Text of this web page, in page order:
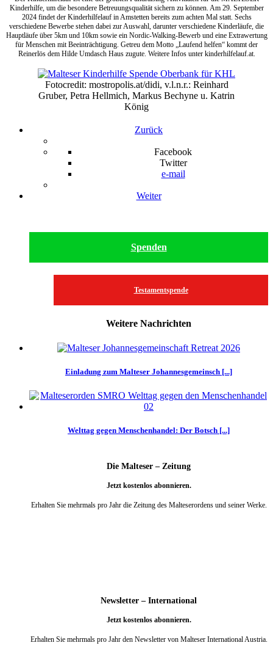
Kinderhilfe, um die besondere Betreuungsqualität sichern zu können. Am 29. September
2024 findet der Kinderhilfelauf in Amstetten bereits zum achten Mal statt. Sechs
verschiedene Bewerbe stehen dabei zur Auswahl, darunter verschiedene Kinderläufe, die
Hauptläufe über 5km und 10km sowie ein Nordic-Walking-Bewerb und eine Extrawertung
für Menschen mit Beeinträchtigung. Getreu dem Motto „Laufend helfen“ kommt der
Reinerlös dem Hilde Umdasch Haus zugute. Weitere Infos unter kinderhilfelauf.at.
Fotocredit: mostropolis.at/didi, v.l.n.r.: Reinhard
Gruber, Petra Hellmich, Markus Bechyne u. Katrin
König
Zurück
Facebook
Twitter
e-mail
Weiter
Spenden
Testamentspende
Weitere Nachrichten
Einladung zum Malteser Johannesgemeinsch [...]
Welttag gegen Menschenhandel: Der Botsch [...]
Die Malteser – Zeitung
Jetzt kostenlos abonnieren.
Erhalten Sie mehrmals pro Jahr die Zeitung des Malteserordens und seiner Werke.
Newsletter – International
Jetzt kostenlos abonnieren.
Erhalten Sie mehrmals pro Jahr den Newsletter von Malteser International Austria.